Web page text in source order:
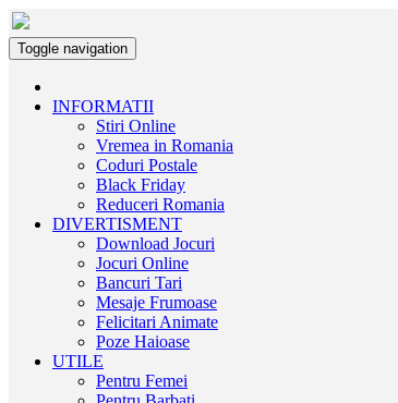
Toggle navigation
INFORMATII
Stiri Online
Vremea in Romania
Coduri Postale
Black Friday
Reduceri Romania
DIVERTISMENT
Download Jocuri
Jocuri Online
Bancuri Tari
Mesaje Frumoase
Felicitari Animate
Poze Haioase
UTILE
Pentru Femei